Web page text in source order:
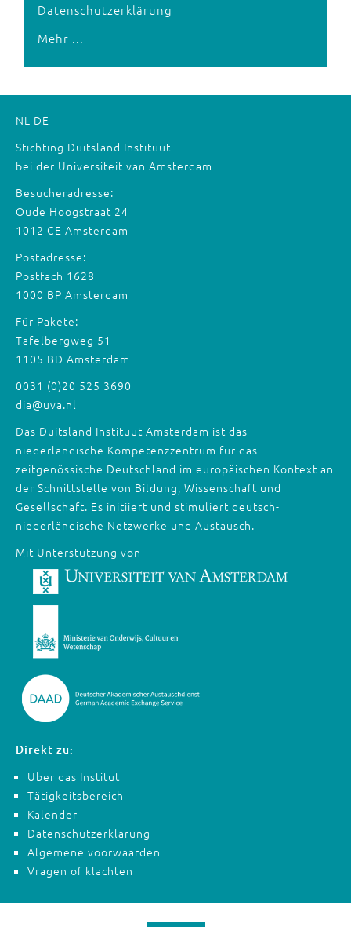
Datenschutzerklärung
Mehr ...
NL DE
Stichting Duitsland Instituut
bei der Universiteit van Amsterdam
Besucheradresse:
Oude Hoogstraat 24
1012 CE Amsterdam
Postadresse:
Postfach 1628
1000 BP Amsterdam
Für Pakete:
Tafelbergweg 51
1105 BD Amsterdam
0031 (0)20 525 3690
dia@uva.nl
Das Duitsland Instituut Amsterdam ist das
niederländische Kompetenzzentrum für das
zeitgenössische Deutschland im europäischen Kontext an
der Schnittstelle von Bildung, Wissenschaft und
Gesellschaft. Es initiiert und stimuliert deutsch-
niederländische Netzwerke und Austausch.
Mit Unterstützung von
Direkt zu:
Über das Institut
Tätigkeitsbereich
Kalender
Datenschutzerklärung
Algemene voorwaarden
Vragen of klachten